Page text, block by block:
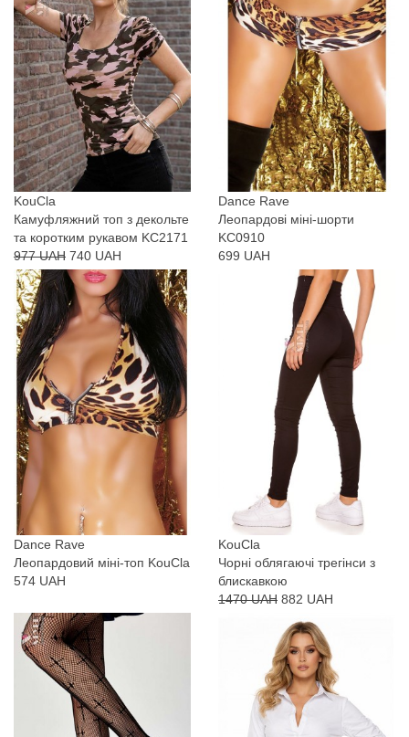
KouCla
Камуфляжний топ з декольте
та коротким рукавом KC2171
977 UAH 740 UAH
Dance Rave
Леопардові міні-шорти
KC0910
699 UAH
Dance Rave
Леопардовий міні-топ KouCla
574 UAH
KouCla
Чорні облягаючі трегінси з
блискавкою
1470 UAH 882 UAH